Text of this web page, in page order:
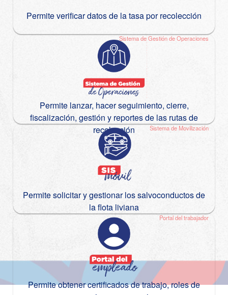
Permite verificar datos de la tasa por recolección
Sistema de Gestión de Operaciones
Permite lanzar, hacer seguimiento, cierre,
fiscalización, gestión y reportes de las rutas de
recolección
Sistema de Movilización
Permite solicitar y gestionar los salvoconductos de
la flota liviana
Portal del trabajador
Permite obtener certificados de trabajo, roles de